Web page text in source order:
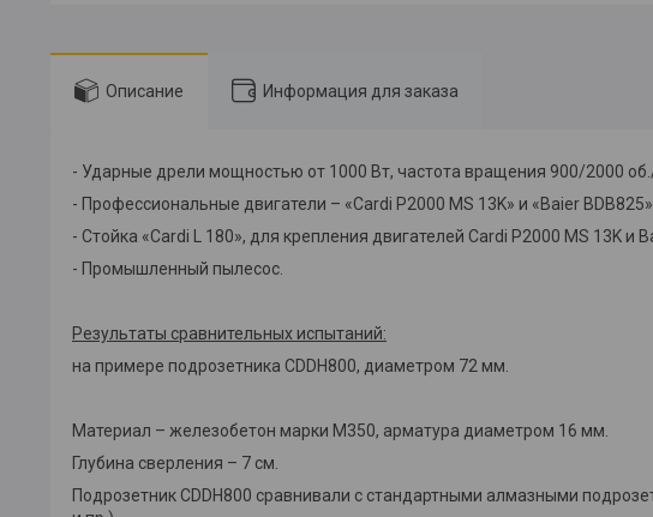
Описание Информация для заказа
- Ударные дрели мощностью от 1000 Вт, частота вращения 900/2000
- Профессиональные двигатели – «Cardi P2000 MS 13K» и «Baier BDB825».
- Стойка «Cardi L 180», для крепления двигателей Cardi P2000 MS 13K и
- Промышленный пылесос.
Результаты сравнительных испытаний:
на примере подрозетника CDDH800, диаметром 72 мм.
Материал – железобетон марки М350, арматура диаметром 16 мм.
Глубина сверления – 7 см.
Подрозетник CDDH800 сравнивали с стандартными алмазными